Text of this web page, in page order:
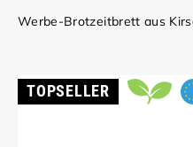
Werbe-Brotzeitbrett aus
TOPSELLER